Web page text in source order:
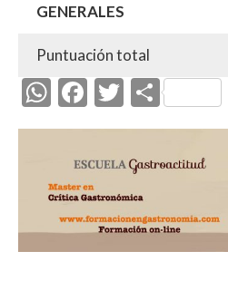
GENERALES
Puntuación total
W
h
at
s
A
p
F
ac
e
b
o
o
T
w
itt
er
C
o
p
ar
ti